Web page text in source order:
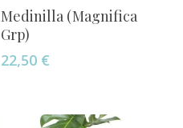
Añadir Al Carrito
Medinilla (Magnifica
Grp)
22,50 €